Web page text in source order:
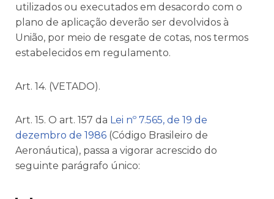
utilizados ou executados em desacordo com o
plano de aplicação deverão ser devolvidos à
União, por meio de resgate de cotas, nos termos
estabelecidos em regulamento.
Art. 14. (VETADO).
Art. 15. O art. 157 da Lei nº 7.565, de 19 de
dezembro de 1986 (Código Brasileiro de
Aeronáutica), passa a vigorar acrescido do
seguinte parágrafo único: